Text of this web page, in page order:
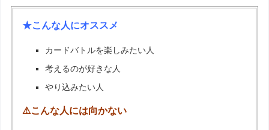
★こんな人にオススメ
カードバトルを楽しみたい人
考えるのが好きな人
やり込みたい人
⚠こんな人には向かない